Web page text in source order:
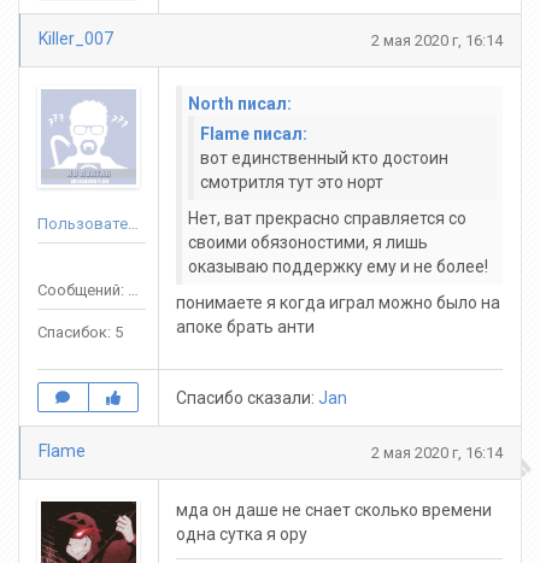
Killer_007 2 мая 2020 г, 16:14
Пользователь
Сообщений: 57
Спасибок: 5
North писал:
Flame писал:
вот единственный кто достоин
смотритля тут это норт
Нет, ват прекрасно справляется со
своими обязоностими, я лишь
оказываю поддержку ему и не более!
понимаете я когда играл можно было на
апоке брать анти
Спасибо сказали: Jan
Flame 2 мая 2020 г, 16:14
мда он даше не снает сколько времени
одна сутка я ору